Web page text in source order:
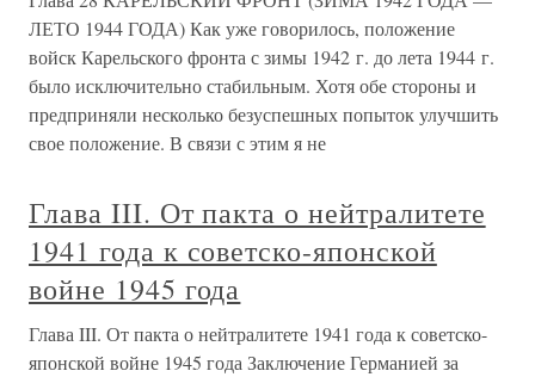
ЛЕТО 1944 ГОДА) Как уже говорилось, положение
войск Карельского фронта с зимы 1942 г. до лета 1944 г.
было исключительно стабильным. Хотя обе стороны и
предприняли несколько безуспешных попыток улучшить
свое положение. В связи с этим я не
Глава III. От пакта о нейтралитете
1941 года к советско-японской
войне 1945 года
Глава III. От пакта о нейтралитете 1941 года к советско-
японской войне 1945 года Заключение Германией за